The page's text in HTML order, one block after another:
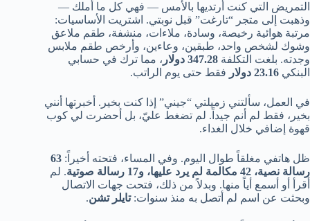
التمريض التي كنت أرتديها بالأمس — فهي كل ما أملك —
وذهبت إلى متجر “تارغت” قبل نوبتي. اشتريت الأساسيات:
مرتبة هوائية رخيصة، وسادة، ملاءات، منشفة، طقم ملاعق
وشوك لشخص واحد، طبقين، وعاءين، وأرخص طقم ملابس
وجدته. بلغت التكلفة 347.28 دولار
، مما ترك في حسابي
البنكي 23.16 دولار فقط حتى يوم الراتب.
في العمل، سألتني زميلتي “جيني” إذا كنت بخير. أخبرتها أنني
بخير، فقط لم أنم جيداً. لم تضغط عليّ، بل أحضرت لي كوب
قهوة إضافي خلال الغداء.
ظل هاتفي مغلقاً طوال اليوم. وفي المساء، فتحته أخيراً: 63
رسالة نصية، 42 مكالمة لم يرد عليها، و17 رسالة صوتية
. لم
أقرأ أو أسمع أياً منها. وبدلاً من ذلك، فتحت جهات الاتصال
وبحثت عن اسم لم أتصل به منذ سنوات:تايلر تشن.